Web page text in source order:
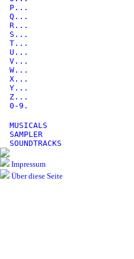
P...
Q...
R...
S...
T...
U...
V...
W...
X...
Y...
Z...
0-9.
MUSICALS
SAMPLER
SOUNDTRACKS
Impressum
Über diese Seite